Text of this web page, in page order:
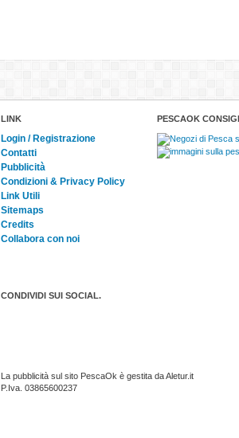
LINK
Login / Registrazione
Contatti
Pubblicità
Condizioni & Privacy Policy
Link Utili
Sitemaps
Credits
Collabora con noi
PESCAOK
CONDIVIDI SUI SOCIAL.
La pubblicità sul sito PescaOk è gestita da Aletur.it
P.Iva. 03865600237